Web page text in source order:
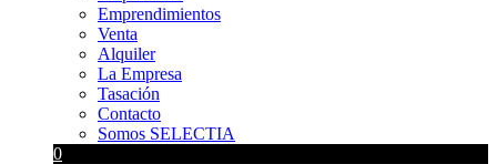
Emprendimientos
Venta
Alquiler
La Empresa
Tasación
Contacto
Somos SELECTIA
0